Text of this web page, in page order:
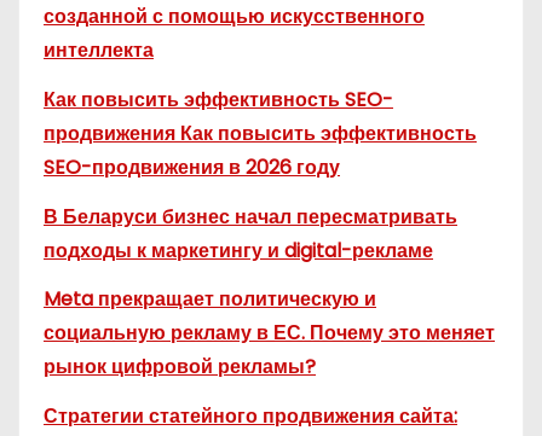
созданной с помощью искусственного
интеллекта
Как повысить эффективность SEO-
продвижения Как повысить эффективность
SEO-продвижения в 2026 году
В Беларуси бизнес начал пересматривать
подходы к маркетингу и digital-рекламе
Meta прекращает политическую и
социальную рекламу в ЕС. Почему это меняет
рынок цифровой рекламы?
Стратегии статейного продвижения сайта: